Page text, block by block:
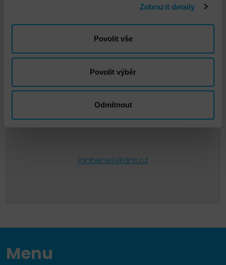
Zobrazit detaily
Povolit vše
Povolit výběr
Odmítnout
Jan Beneš
janbenes@dns.cz
Menu